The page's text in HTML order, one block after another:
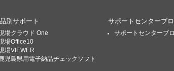
別サポート
場クラウド One
場Office10
場VIEWER
鹿児島県用電子納品チェックソフト
サポートセンターブ
サポートセンターブ